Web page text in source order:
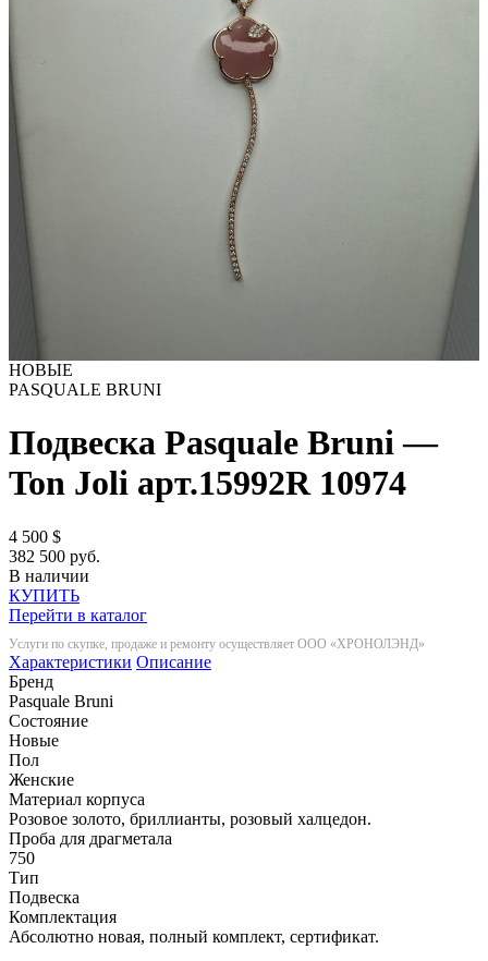
НОВЫЕ
PASQUALE BRUNI
Подвеска Pasquale Bruni —
Ton Joli арт.15992R 10974
4 500 $
382 500 руб.
В наличии
КУПИТЬ
Перейти в каталог
Услуги по скупке, продаже и ремонту осуществляет ООО «ХРОНОЛЭНД»
Характеристики Описание
Бренд
Pasquale Bruni
Состояние
Новые
Пол
Женские
Материал корпуса
Розовое золото, бриллианты, розовый халцедон.
Проба для драгметала
750
Тип
Подвеска
Комплектация
Абсолютно новая, полный комплект, сертификат.